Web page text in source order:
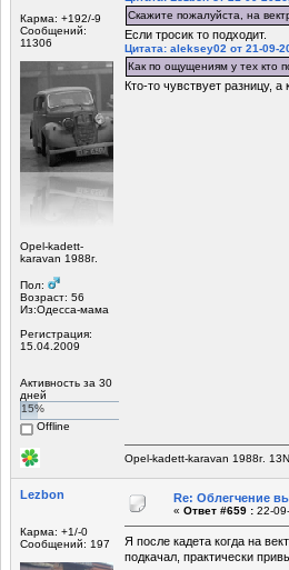
Карма: +192/-9
Сообщений:
11306
Opel-kadett-
karavan 1988г.
Пол:
Возраст: 56
Из:Одесса-мама
Регистрация:
15.04.2009
Активность за 30
дней
15%
Offline
Скажите пожалуйста, на
Если тросик то подходит.
Цитата: aleksey02 от 21-09-
Как по ощущениям у тех кто
Кто-то чувствует разницу, а
Opel-kadett-karavan 1988г.
Lezbon
Карма: +1/-0
Сообщений: 197
Re: Облегчение
« Ответ #659 : 22-
Я после кадета когда на
подкачал, практически